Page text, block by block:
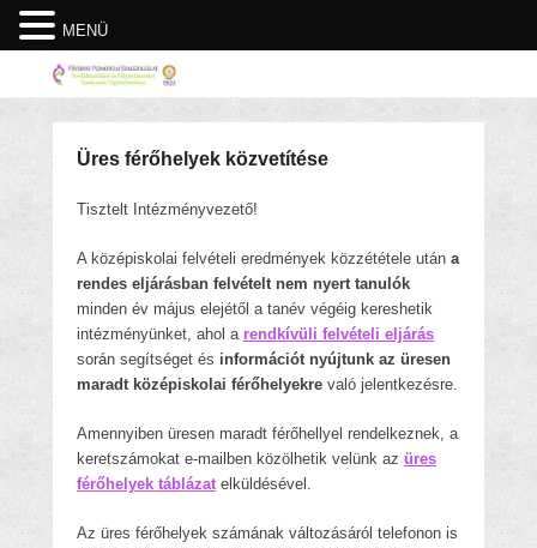
Üres férőhelyek közvetítése
Tisztelt Intézményvezető!
A középiskolai felvételi eredmények közzététele után a
rendes eljárásban felvételt nem nyert tanulók
minden év május elejétől a tanév végéig kereshetik
intézményünket, ahol a rendkívüli felvételi eljárás
során segítséget és információt nyújtunk az üresen
maradt középiskolai férőhelyekre való jelentkezésre.
Amennyiben üresen maradt férőhellyel rendelkeznek, a
keretszámokat e-mailben közölhetik velünk az üres
férőhelyek táblázatelküldésével.
Az üres férőhelyek számának változásáról telefonon is
MENÜ